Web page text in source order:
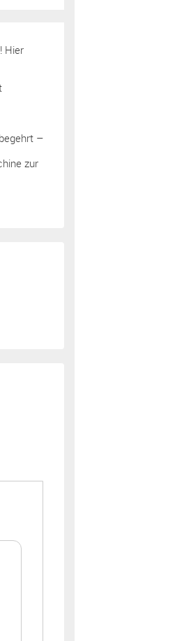
Hier
–
zur